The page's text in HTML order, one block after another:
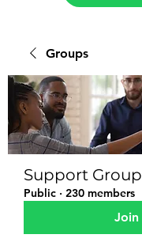
Groups
Support Group
Public · 230 members
Join